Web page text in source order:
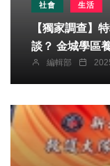
社會 生活
【獨家調查】
談？ 金城學區
編輯部